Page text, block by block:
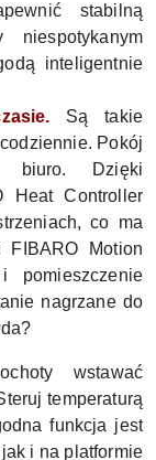
stabilną
inteligentnie
Są takie
Pokój
biuro. Dzięki
Heat Controller
co ma
FIBARO Motion
pomieszczenie
nagrzane do
wstawać
temperaturą
funkcja jest
i na platformie